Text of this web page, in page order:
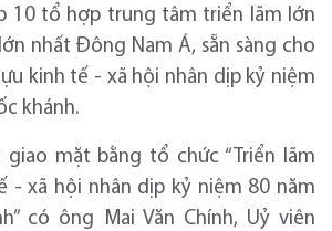
10 tổ hợp trung tâm triển lãm lớn
nhất Đông Nam Á, sẵn sàng cho
kinh tế - xã hội nhân dịp kỷ niệm
khánh.
giao mặt bằng tổ chức “Triển lãm
- xã hội nhân dịp kỷ niệm 80 năm
có ông Mai Văn Chính, Uỷ viên